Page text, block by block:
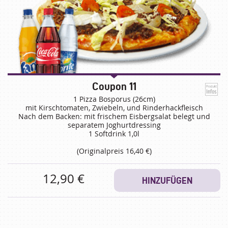
Coupon 11
1 Pizza Bosporus (26cm)
mit Kirschtomaten, Zwiebeln, und Rinderhackfleisch
Nach dem Backen: mit frischem Eisbergsalat belegt und
separatem Joghurtdressing
1 Softdrink 1,0l
(Originalpreis 16,40 €)
12,90 € HINZUFÜGEN